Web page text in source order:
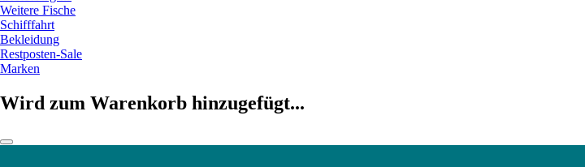
Weitere Fische
Schifffahrt
Bekleidung
Restposten-Sale
Marken
Wird zum Warenkorb hinzugefügt...